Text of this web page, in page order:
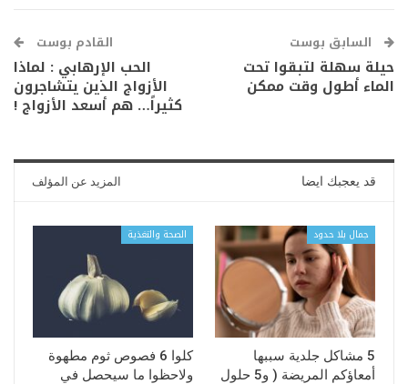
السابق بوست
حيلة سهلة لتبقوا تحت
الماء أطول وقت ممكن
القادم بوست
الحب الإرهابي : لماذا
الأزواج الذين يتشاجرون
كثيراً… هم أسعد الأزواج !
قد يعجبك ايضا المزيد عن المؤلف
جمال بلا حدود
5 مشاكل جلدية سببها
أمعاؤكم المريضة ( و5 حلول
الصحة والتغذية
كلوا 6 فصوص ثوم مطهوة
ولاحظوا ما سيحصل في